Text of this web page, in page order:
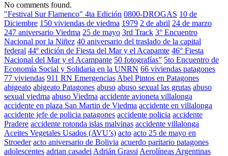
No comments found.
"Festival Sur Flamenco" 4ta Edición 0800-DROGAS 10 de
Diciembre 150 viviendas de viedma 1979 2 de abril 24 de marzo
247 aniversario Viedma 25 de mayo 3rd Track 3° Encuentro
Nacional por la Niñez 40 aniversario del traslado de la capital
federal 44º edición de Fiesta del Mar y el Acapamte 46° Fiesta
Nacional del Mar y el Acampante 50 fotografías” 5to Encuentro de
Economía Social y Solidaria en la UNRN 66 viviendas patagones
77 viviendas 911 RN Emergencias Abel Pintos en Patagones
abigeato abigeato Patagones abuso abuso sexual las grutas abuso
sexual viedma abuso Viedma accidente avioneta villalonga
accidente en plaza San Martin de Viedma accidente en villalonga
accidente jefe de policia patagones accidente policia accidente
Pradere accidente rotonda islas malvinas accidente villalonga
Aceites Vegetales Usados (AVU’s) acto acto 25 de mayo en
Stroeder acto aniversario de Bolivia acuerdo paritario patagones
adolescentes adrian casadei Adrián Grassi Aerolíneas Argentinas